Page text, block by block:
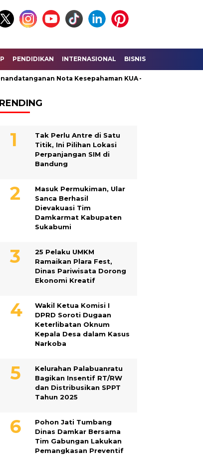
PENDIDIKAN INTERNASIONAL BISNIS
Nota Kesepahaman KUA – PPAS Perubahan
Tak Perlu Antre di Satu
Titik, Ini Pilihan Lokasi
Perpanjangan SIM di
Bandung
Masuk Permukiman, Ular
Sanca Berhasil
Dievakuasi Tim
Damkarmat Kabupaten
Sukabumi
25 Pelaku UMKM
Ramaikan Plara Fest,
Dinas Pariwisata Dorong
Ekonomi Kreatif
Wakil Ketua Komisi I
DPRD Soroti Dugaan
Keterlibatan Oknum
Kepala Desa dalam Kasus
Narkoba
Kelurahan Palabuanratu
Bagikan Insentif RT/RW
dan Distribusikan SPPT
Tahun 2025
Pohon Jati Tumbang
Dinas Damkar Bersama
Tim Gabungan Lakukan
Pemangkasan Preventif